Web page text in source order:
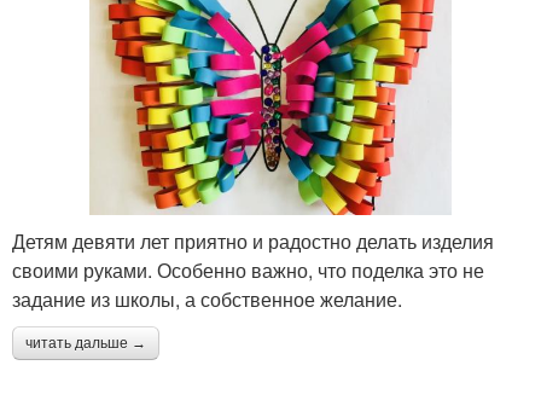
Детям девяти лет приятно и радостно делать изделия
своими руками. Особенно важно, что поделка это не
задание из школы, а собственное желание.
читать дальше →